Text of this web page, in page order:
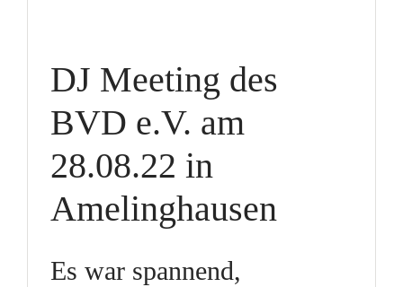
DJ Meeting des
BVD e.V. am
28.08.22 in
Amelinghausen
Es war spannend,